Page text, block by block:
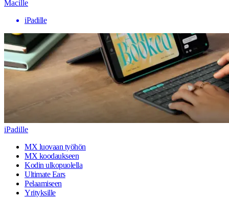
Macille
iPadille
iPadille
MX luovaan työhön
MX koodaukseen
Kodin ulkopuolella
Ultimate Ears
Pelaamiseen
Yrityksille